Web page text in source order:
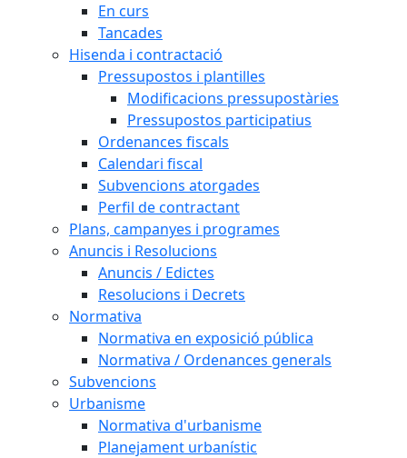
En curs
Tancades
Hisenda i contractació
Pressupostos i plantilles
Modificacions pressupostàries
Pressupostos participatius
Ordenances fiscals
Calendari fiscal
Subvencions atorgades
Perfil de contractant
Plans, campanyes i programes
Anuncis i Resolucions
Anuncis / Edictes
Resolucions i Decrets
Normativa
Normativa en exposició pública
Normativa / Ordenances generals
Subvencions
Urbanisme
Normativa d'urbanisme
Planejament urbanístic